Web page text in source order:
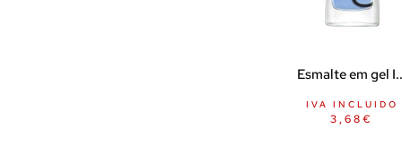
Esmalte em gel
3,68€
IVA INCLUIDO